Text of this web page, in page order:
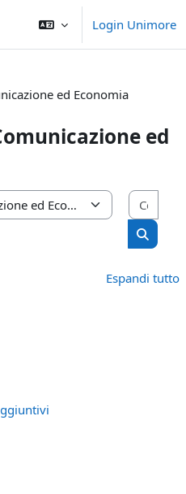
Login Unimore
ed Economia
ed
Cerca
Espandi tutto